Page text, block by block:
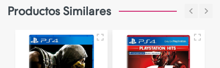
Productos Similares